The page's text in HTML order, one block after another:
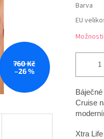
760 Kč
–26 %
Barva
EU
Cruise
Xtra